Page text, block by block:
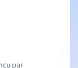
par